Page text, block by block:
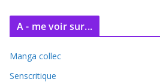
A - me voir sur...
Manga collec
Senscritique